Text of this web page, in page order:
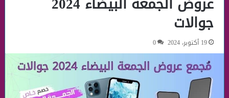
جوالات
19 أكتوبر، 2024 0